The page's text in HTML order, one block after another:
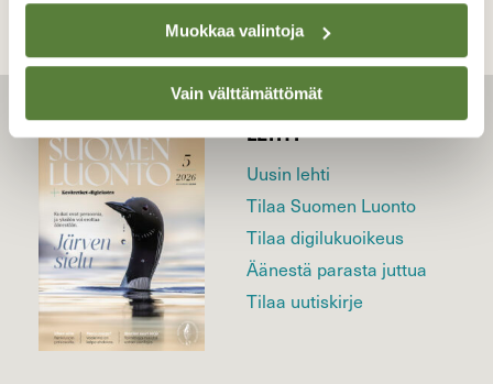
Muokkaa valintoja
Vain välttämättömät
LEHTI
Uusin lehti
Tilaa Suomen Luonto
Tilaa digilukuoikeus
Äänestä parasta juttua
Tilaa uutiskirje